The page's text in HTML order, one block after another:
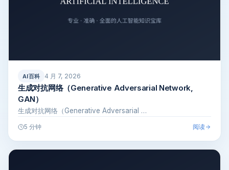
AI百科 4 月 7, 2026
生成对抗网络（Generative Adversarial Network,
GAN）
生成对抗网络（Generative Adversarial …
5 分钟 阅读